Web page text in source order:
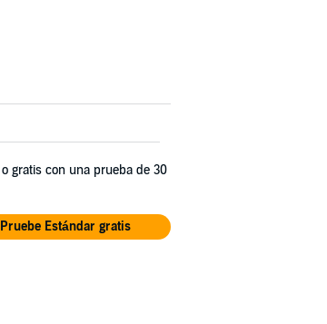
o gratis con una prueba de 30
Pruebe Estándar gratis